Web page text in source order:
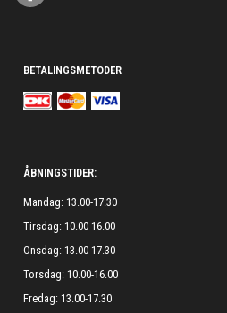
BETALINGSMETODER
ÅBNINGSTIDER:
Mandag: 13.00-17.30
Tirsdag: 10.00-16.00
Onsdag: 13.00-17.30
Torsdag: 10.00-16.00
Fredag: 13.00-17.30